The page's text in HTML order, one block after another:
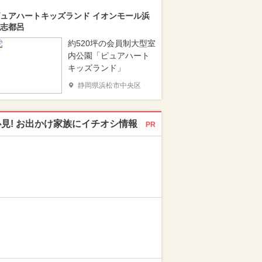
アハートキッズランド イオンモール浜
都呂
約520坪の会員制大型室
内公園「ピュアハート
キッズランド」
静岡県浜松市中央区
! お出かけ家族にイチオシ情報 PR